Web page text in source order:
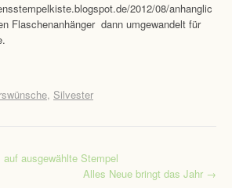
2012/08/anhanglic
Flaschenanhänger dann umgewandelt für
Silvester
ausgewählte Stempel
Alles Neue bringt das Jahr →